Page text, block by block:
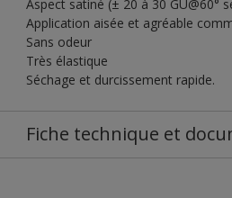
Aspect satiné (± 20 à 30 GU@60°
Application aisée et agréable
Sans odeur
Très élastique
Séchage et durcissement rapide.
Fiche technique et